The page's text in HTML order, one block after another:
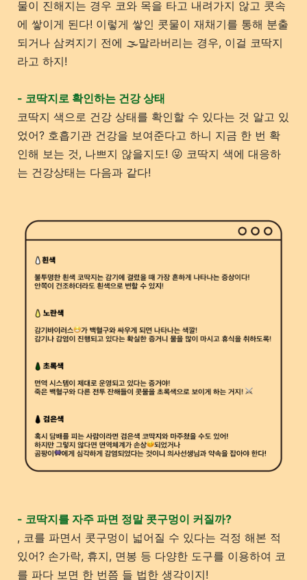
물이 진해지는 경우 코와 목을 타고 내려가지 않고 콧속
에 쌓이게 된다! 이렇게 쌓인 콧물이 재채기를 통해 분출
되거나 삼켜지기 전에 🌫️말라버리는 경우, 이걸 코딱지
라고 하지!
- 코딱지로 확인하는 건강 상태
코딱지 색으로 건강 상태를 확인할 수 있다는 것 알고 있
었어? 호흡기관 건강을 보여준다고 하니 지금 한 번 확
인해 보는 것, 나쁘지 않을지도! 😜 코딱지 색에 대응하
는 건강상태는 다음과 같다!
- 코딱지를 자주 파면 정말 콧구멍이 커질까?
, 코를 파면서 콧구멍이 넓어질 수 있다는 걱정 해본 적
있어? 손가락, 휴지, 면봉 등 다양한 도구를 이용하여 코
를 파다 보면 한 번쯤 들 법한 생각이지!